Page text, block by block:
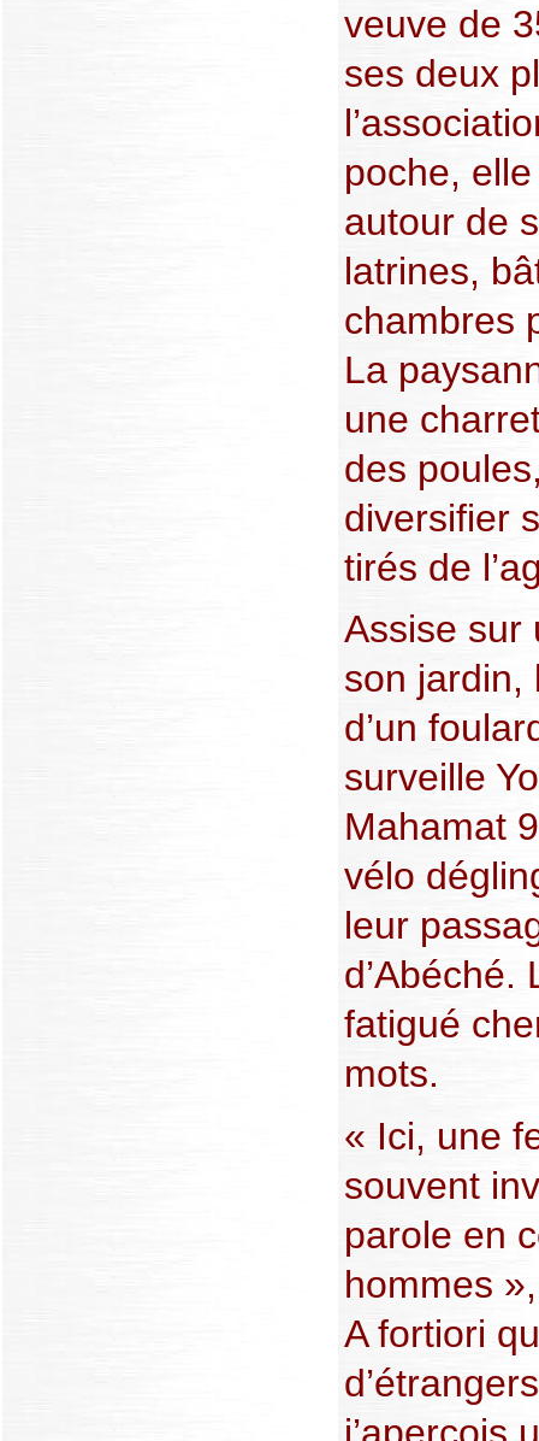
veuve de
ses deux
poche,
autour de
latrines,
chambres
La
une
des
diversifier
tirés de
Assise sur
son jardin,
d’un
surveille
Mahamat
vélo
leur
d’Abéché.
fatigué
mots.
« Ici, une
souvent
parole en
hommes
A fortiori
j’aperçois